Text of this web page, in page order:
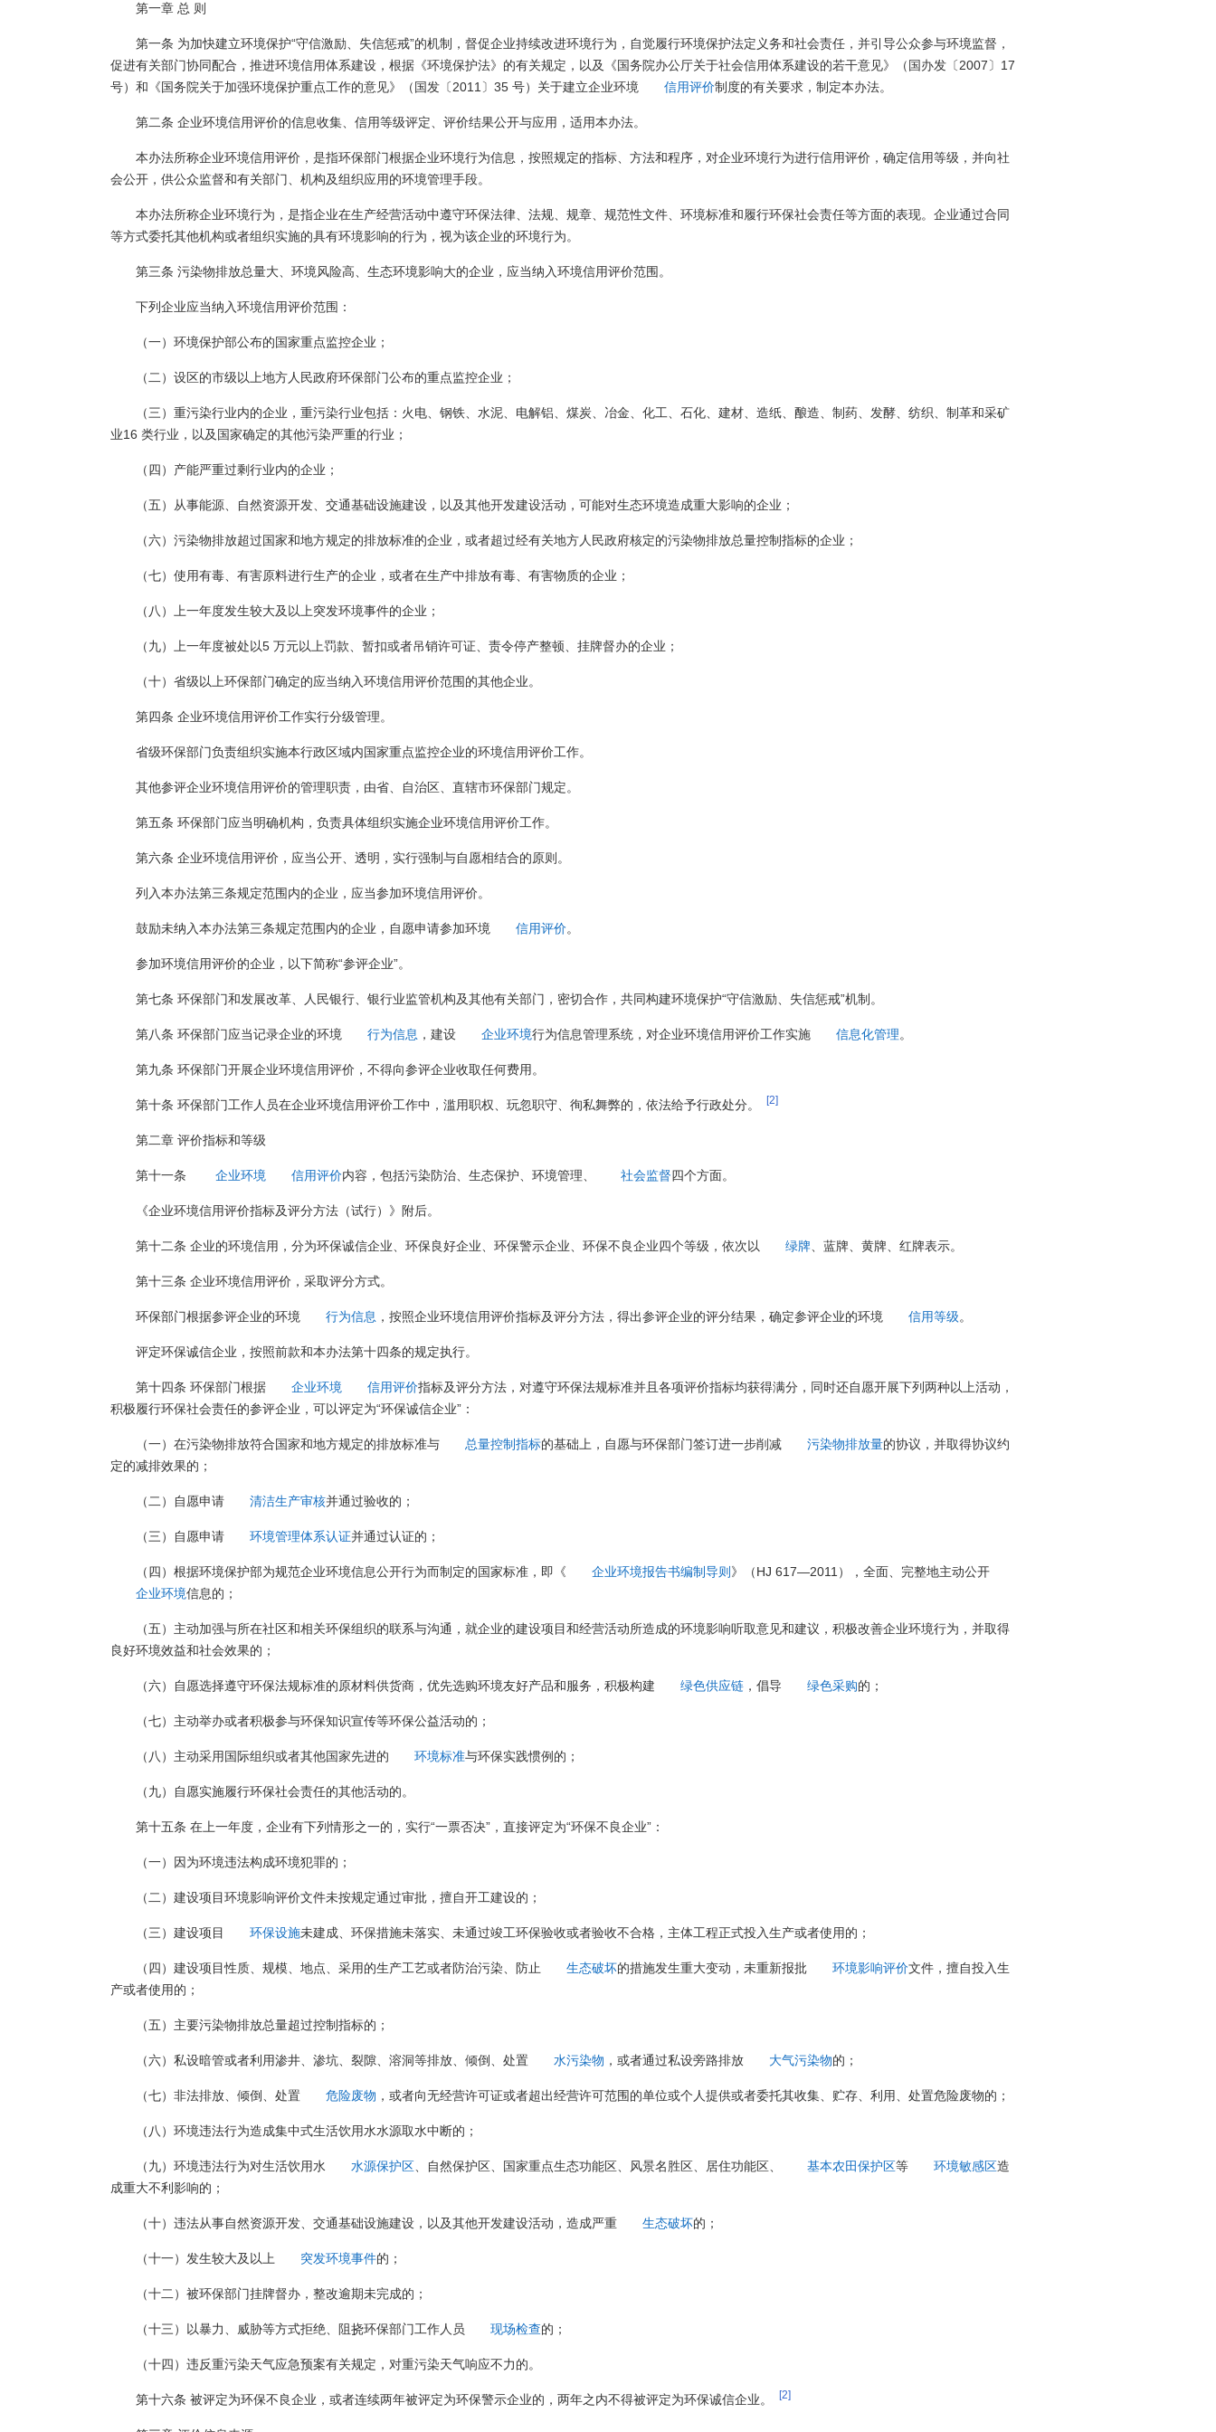
第一章 总 则
第一条 为加快建立环境保护“守信激励、失信惩戒”的机制，督促企业持续改进环境行为，自觉履行环境保护法定义务和社会责任，并引导公众参与环境监督，
促进有关部门协同配合，推进环境信用体系建设，根据《环境保护法》的有关规定，以及《国务院办公厅关于社会信用体系建设的若干意见》（国办发〔2007〕17
号）和《国务院关于加强环境保护重点工作的意见》（国发〔2011〕35 号）关于建立企业环境
信用评价制度的有关要求，制定本办法。
第二条 企业环境信用评价的信息收集、信用等级评定、评价结果公开与应用，适用本办法。
本办法所称企业环境信用评价，是指环保部门根据企业环境行为信息，按照规定的指标、方法和程序，对企业环境行为进行信用评价，确定信用等级，并向社
会公开，供公众监督和有关部门、机构及组织应用的环境管理手段。
本办法所称企业环境行为，是指企业在生产经营活动中遵守环保法律、法规、规章、规范性文件、环境标准和履行环保社会责任等方面的表现。企业通过合同
等方式委托其他机构或者组织实施的具有环境影响的行为，视为该企业的环境行为。
第三条 污染物排放总量大、环境风险高、生态环境影响大的企业，应当纳入环境信用评价范围。
下列企业应当纳入环境信用评价范围：
（一）环境保护部公布的国家重点监控企业；
（二）设区的市级以上地方人民政府环保部门公布的重点监控企业；
（三）重污染行业内的企业，重污染行业包括：火电、钢铁、水泥、电解铝、煤炭、冶金、化工、石化、建材、造纸、酿造、制药、发酵、纺织、制革和采矿
业16 类行业，以及国家确定的其他污染严重的行业；
（四）产能严重过剩行业内的企业；
（五）从事能源、自然资源开发、交通基础设施建设，以及其他开发建设活动，可能对生态环境造成重大影响的企业；
（六）污染物排放超过国家和地方规定的排放标准的企业，或者超过经有关地方人民政府核定的污染物排放总量控制指标的企业；
（七）使用有毒、有害原料进行生产的企业，或者在生产中排放有毒、有害物质的企业；
（八）上一年度发生较大及以上突发环境事件的企业；
（九）上一年度被处以5 万元以上罚款、暂扣或者吊销许可证、责令停产整顿、挂牌督办的企业；
（十）省级以上环保部门确定的应当纳入环境信用评价范围的其他企业。
第四条 企业环境信用评价工作实行分级管理。
省级环保部门负责组织实施本行政区域内国家重点监控企业的环境信用评价工作。
其他参评企业环境信用评价的管理职责，由省、自治区、直辖市环保部门规定。
第五条 环保部门应当明确机构，负责具体组织实施企业环境信用评价工作。
第六条 企业环境信用评价，应当公开、透明，实行强制与自愿相结合的原则。
列入本办法第三条规定范围内的企业，应当参加环境信用评价。
鼓励未纳入本办法第三条规定范围内的企业，自愿申请参加环境 信用评价。
参加环境信用评价的企业，以下简称“参评企业”。
第七条 环保部门和发展改革、人民银行、银行业监管机构及其他有关部门，密切合作，共同构建环境保护“守信激励、失信惩戒”机制。
第八条 环保部门应当记录企业的环境 行为信息 ，建设 企业环境行为信息管理系统，对企业环境信用评价工作实施 信息化管理。
第九条 环保部门开展企业环境信用评价，不得向参评企业收取任何费用。
第十条 环保部门工作人员在企业环境信用评价工作中，滥用职权、玩忽职守、徇私舞弊的，依法给予行政处分。 [2]
第二章 评价指标和等级
第十一条 企业环境 信用评价内容，包括污染防治、生态保护、环境管理、 社会监督四个方面。
《企业环境信用评价指标及评分方法（试行）》附后。
第十二条 企业的环境信用，分为环保诚信企业、环保良好企业、环保警示企业、环保不良企业四个等级，依次以 绿牌 、蓝牌、黄牌、红牌表示。
第十三条 企业环境信用评价，采取评分方式。
环保部门根据参评企业的环境 行为信息 ，按照企业环境信用评价指标及评分方法，得出参评企业的评分结果，确定参评企业的环境 信用等级。
评定环保诚信企业，按照前款和本办法第十四条的规定执行。
第十四条 环保部门根据 企业环境 信用评价指标及评分方法，对遵守环保法规标准并且各项评价指标均获得满分，同时还自愿开展下列两种以上活动，
积极履行环保社会责任的参评企业，可以评定为“环保诚信企业”：
（一）在污染物排放符合国家和地方规定的排放标准与 总量控制指标的基础上，自愿与环保部门签订进一步削减 污染物排放量的协议，并取得协议约
定的减排效果的；
（二）自愿申请 清洁生产审核并通过验收的；
（三）自愿申请 环境管理体系认证并通过认证的；
（四）根据环境保护部为规范企业环境信息公开行为而制定的国家标准，即《 企业环境报告书编制导则 》（HJ 617—2011），全面、完整地主动公开
企业环境信息的；
（五）主动加强与所在社区和相关环保组织的联系与沟通，就企业的建设项目和经营活动所造成的环境影响听取意见和建议，积极改善企业环境行为，并取得
良好环境效益和社会效果的；
（六）自愿选择遵守环保法规标准的原材料供货商，优先选购环境友好产品和服务，积极构建 绿色供应链 ，倡导 绿色采购的；
（七）主动举办或者积极参与环保知识宣传等环保公益活动的；
（八）主动采用国际组织或者其他国家先进的 环境标准与环保实践惯例的；
（九）自愿实施履行环保社会责任的其他活动的。
第十五条 在上一年度，企业有下列情形之一的，实行“一票否决”，直接评定为“环保不良企业”：
（一）因为环境违法构成环境犯罪的；
（二）建设项目环境影响评价文件未按规定通过审批，擅自开工建设的；
（三）建设项目 环保设施未建成、环保措施未落实、未通过竣工环保验收或者验收不合格，主体工程正式投入生产或者使用的；
（四）建设项目性质、规模、地点、采用的生产工艺或者防治污染、防止 生态破坏的措施发生重大变动，未重新报批 环境影响评价文件，擅自投入生
产或者使用的；
（五）主要污染物排放总量超过控制指标的；
（六）私设暗管或者利用渗井、渗坑、裂隙、溶洞等排放、倾倒、处置 水污染物 ，或者通过私设旁路排放 大气污染物的；
（七）非法排放、倾倒、处置 危险废物 ，或者向无经营许可证或者超出经营许可范围的单位或个人提供或者委托其收集、贮存、利用、处置危险废物的；
（八）环境违法行为造成集中式生活饮用水水源取水中断的；
（九）环境违法行为对生活饮用水 水源保护区 、自然保护区、国家重点生态功能区、风景名胜区、居住功能区、 基本农田保护区等 环境敏感区造
成重大不利影响的；
（十）违法从事自然资源开发、交通基础设施建设，以及其他开发建设活动，造成严重 生态破坏的；
（十一）发生较大及以上 突发环境事件的；
（十二）被环保部门挂牌督办，整改逾期未完成的；
（十三）以暴力、威胁等方式拒绝、阻挠环保部门工作人员 现场检查的；
（十四）违反重污染天气应急预案有关规定，对重污染天气响应不力的。
第十六条 被评定为环保不良企业，或者连续两年被评定为环保警示企业的，两年之内不得被评定为环保诚信企业。 [2]